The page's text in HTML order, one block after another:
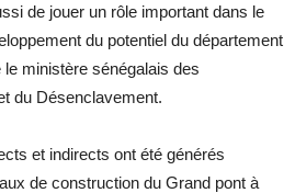
de jouer un rôle important dans le
du potentiel du département
ministère sénégalais des
du Désenclavement.
et indirects ont été générés
de construction du Grand pont à